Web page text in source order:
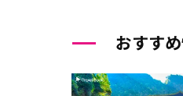
おすす